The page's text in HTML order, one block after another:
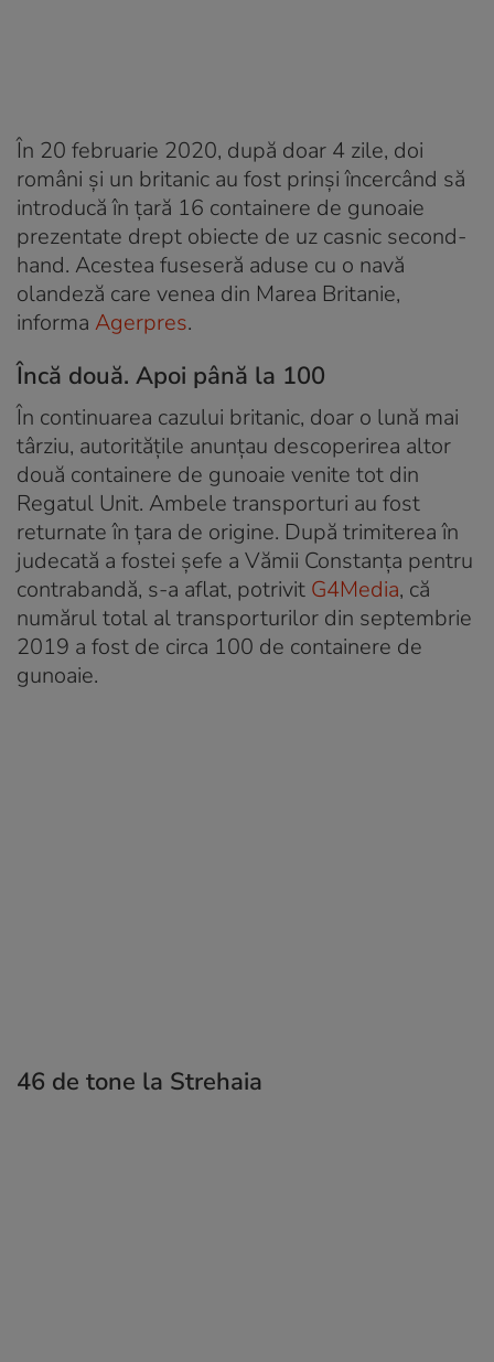
În 20 februarie 2020, după doar 4 zile, doi
români și un britanic au fost prinși încercând să
introducă în țară 16 containere de gunoaie
prezentate drept obiecte de uz casnic second-
hand. Acestea fuseseră aduse cu o navă
olandeză care venea din Marea Britanie,
informa Agerpres.
Încă două. Apoi până la 100
În continuarea cazului britanic, doar o lună mai
târziu, autoritățile anunțau descoperirea altor
două containere de gunoaie venite tot din
Regatul Unit. Ambele transporturi au fost
returnate în țara de origine. După trimiterea în
judecată a fostei șefe a Vămii Constanța pentru
contrabandă, s-a aflat, potrivit G4Media, că
numărul total al transporturilor din septembrie
2019 a fost de circa 100 de containere de
gunoaie.
46 de tone la Strehaia